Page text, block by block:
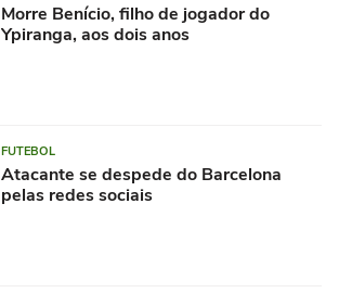
Morre Benício, filho de jogador do
Ypiranga, aos dois anos
FUTEBOL
Atacante se despede do Barcelona
pelas redes sociais